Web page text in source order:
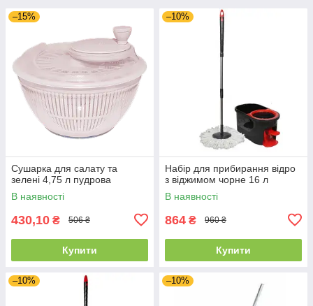
–15%
Сушарка для салату та
зелені 4,75 л пудрова
В наявності
430,10 ₴ 506 ₴
Купити
–10%
Набір для прибирання відро
з віджимом чорне 16 л
В наявності
864 ₴ 960 ₴
Купити
–10% –10%